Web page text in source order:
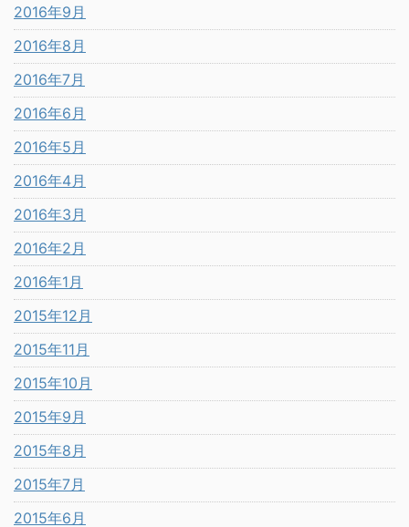
2016年9月
2016年8月
2016年7月
2016年6月
2016年5月
2016年4月
2016年3月
2016年2月
2016年1月
2015年12月
2015年11月
2015年10月
2015年9月
2015年8月
2015年7月
2015年6月